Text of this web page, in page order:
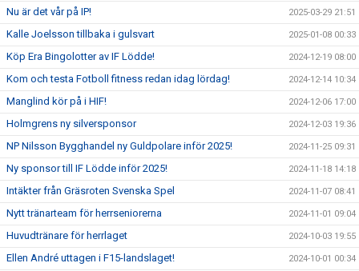
Nu är det vår på IP! 2025-03-29 21:51
Kalle Joelsson tillbaka i gulsvart 2025-01-08 00:33
Köp Era Bingolotter av IF Lödde! 2024-12-19 08:00
Kom och testa Fotboll fitness redan idag lördag! 2024-12-14 10:34
Manglind kör på i HIF! 2024-12-06 17:00
Holmgrens ny silversponsor 2024-12-03 19:36
NP Nilsson Bygghandel ny Guldpolare inför 2025! 2024-11-25 09:31
Ny sponsor till IF Lödde inför 2025! 2024-11-18 14:18
Intäkter från Gräsroten Svenska Spel 2024-11-07 08:41
Nytt tränarteam för herrseniorerna 2024-11-01 09:04
Huvudtränare för herrlaget 2024-10-03 19:55
Ellen André uttagen i F15-landslaget! 2024-10-01 00:34